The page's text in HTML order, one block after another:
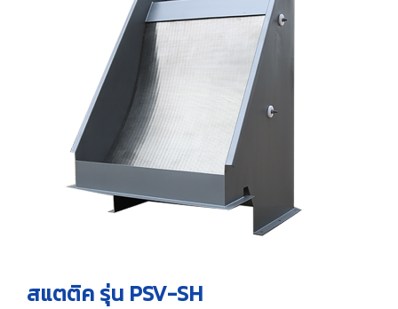
สินค้าอื่นๆ ที่น่าสนใจ
เครื่องกรองแบบจานหมุน
เครื่องดักขยะแบบดรัมหมุน
อินเทอร์นอลโรตารี่สกรีน
สกรูไม่มีแกนเพลา
อุปกรณ์ป้อนหญ้า
ใบกวาดกรวดทราย
ท่อเก็บสกัม (ฝ้าใบ)
ใบกวาดสลัดจ์แบบหมุน
สกรูดิสก์เพรส
สแตติค รุ่น PSV-SH